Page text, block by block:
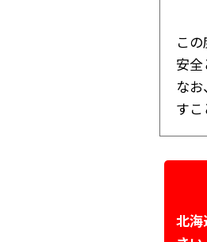
こ
安全
なお、
すこ
北海